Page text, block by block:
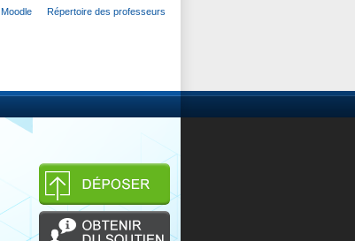
Moodle Répertoire des professeurs